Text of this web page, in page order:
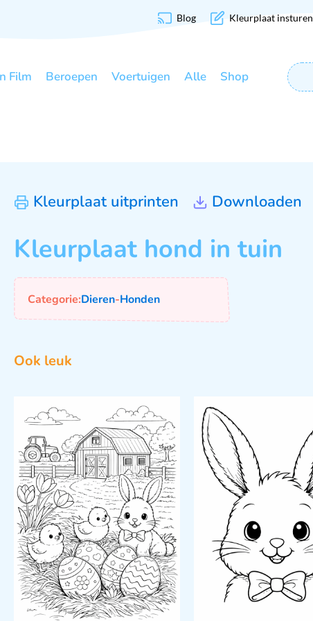
Blog Kleurplaat insturen
Film Beroepen Voertuigen Alle Shop
Kleurplaat uitprinten Downloaden
Kleurplaat hond in tuin
Categorie:Dieren-Honden
Ook leuk